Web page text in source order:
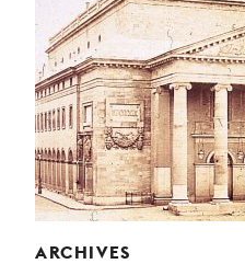
ARCHIVES